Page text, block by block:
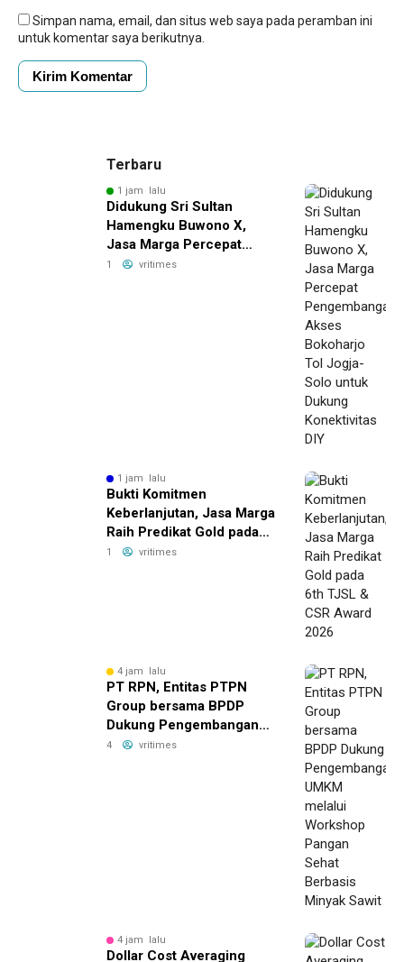
Simpan nama, email, dan situs web saya pada peramban ini
untuk komentar saya berikutnya.
Terbaru
1 jam lalu
Didukung Sri Sultan
Hamengku Buwono X,
Jasa Marga Percepat
Pengembangan Akses
1 vritimes
1 jam lalu
Bukti Komitmen
Keberlanjutan, Jasa Marga
Raih Predikat Gold pada
6th TJSL & CSR Award
1 vritimes
4 jam lalu
PT RPN, Entitas PTPN
Group bersama BPDP
Dukung Pengembangan
UMKM melalui Workshop
4 vritimes
4 jam lalu
Dollar Cost Averaging